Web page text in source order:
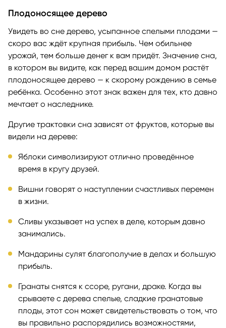
Плодоносящее дерево
Увидеть во сне дерево, усыпанное спелыми плодами —
скоро вас ждёт крупная прибыль. Чем обильнее
урожай, тем больше денег к вам придёт. Значение сна,
в котором вы видите, как перед вашим домом растёт
плодоносящее дерево — к скорому рождению в семье
ребёнка. Особенно этот знак важен для тех, кто давно
мечтает о наследнике.
Другие трактовки сна зависят от фруктов, которые вы
видели на дереве:
Яблоки символизируют отлично проведённое
время в кругу друзей.
Вишни говорят о наступлении счастливых перемен
в жизни.
Сливы указывает на успех в деле, которым давно
занимались.
Мандарины сулят благополучие в делах и большую
прибыль.
Гранаты снятся к ссоре, ругани, драке. Когда вы
срываете с дерева спелые, сладкие гранатовые
плоды, этот сон может свидетельствовать о том, что
вы правильно распорядились возможностями,